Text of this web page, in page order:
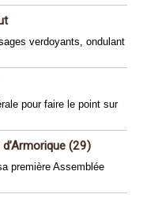
verdoyants, ondulant
pour faire le point sur
(29)
première Assemblée